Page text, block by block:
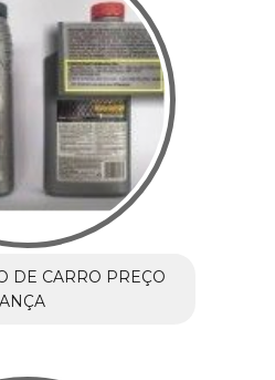
DE CARRO PREÇO